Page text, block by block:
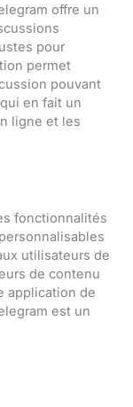
offre un
pour
permet
pouvant
en fait un
ligne et les
fonctionnalités
utilisateurs de
de contenu
application de
est un